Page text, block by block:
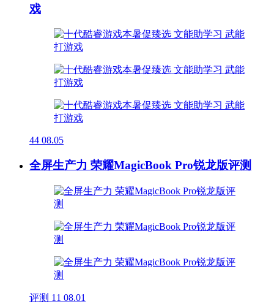
戏
44 08.05
全屏生产力 荣耀MagicBook Pro锐龙版评测
评测 11 08.01